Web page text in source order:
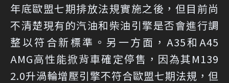
年底歐盟七期排放法規實施之後，但目前尚
不清楚現有的汽油和柴油引擎是否會進行調
整以符合新標準。另一方面，A35和A45
AMG高性能掀背車確定停售，因為其M139
2.0升渦輪增壓引擎不符合歐盟七期法規，但